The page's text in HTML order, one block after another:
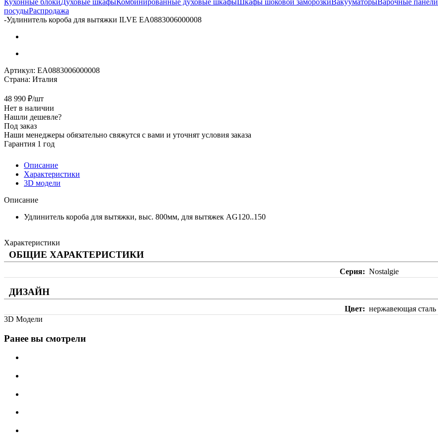
посудыРаспродажа
-Удлинитель короба для вытяжки ILVE EA0883006000008
Артикул: EA0883006000008
Страна: Италия
48 990 ₽/шт
Нет в наличии
Нашли дешевле?
Под заказ
Наши менеджеры обязательно свяжутся с вами и уточнят условия заказа
Гарантия 1 год
Описание
Характеристики
3D модели
Описание
Удлинитель короба для вытяжки, выс. 800мм, для вытяжек AG120..150
Характеристики
ОБЩИЕ ХАРАКТЕРИСТИКИ
Серия Nostalgie
ДИЗАЙН
Цвет
нержавеющая сталь
3D Модели
Ранее вы смотрели